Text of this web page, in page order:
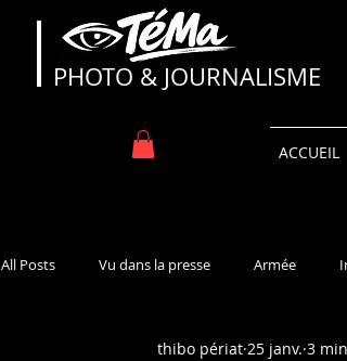
TéMa
PHOTO & JOURNALISME
ACCUEIL
All Posts Vu dans la presse Armée
thibo périat 25 janv. 3